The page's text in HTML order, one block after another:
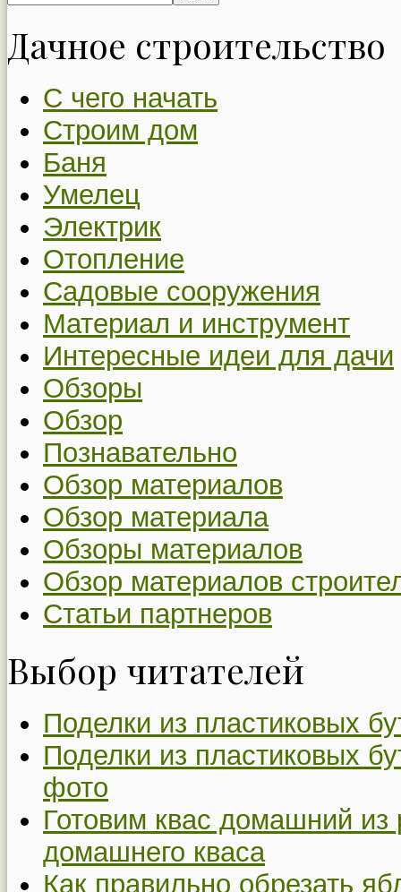
Дачное строительство
С чего начать
Строим дом
Баня
Умелец
Электрик
Отопление
Садовые сооружения
Материал и инструмент
Интересные идеи для дачи
Обзоры
Обзор
Познавательно
Обзор материалов
Обзор материала
Обзоры материалов
Обзор материалов
Статьи партнеров
Выбор читателей
Поделки из пластиковых
Поделки из пластиковых
фото
Готовим квас домашний
домашнего кваса
Как правильно обрезать